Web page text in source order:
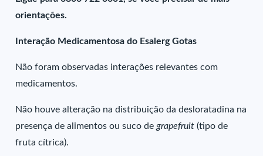
orientações.
Interação Medicamentosa do Esalerg Gotas
Não foram observadas interações relevantes com
medicamentos.
Não houve alteração na distribuição da desloratadina na
presença de alimentos ou suco de grapefruit (tipo de
fruta cítrica).